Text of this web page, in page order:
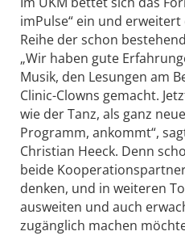
imPulse“ ein und
Reihe der schon
„Wir haben gute
Musik, den Lesungen am
Clinic-Clowns gemacht.
wie der Tanz, als ganz
Programm, ankommt“,
Christian Heeck. Denn
beide
denken, und in weiteren
ausweiten und auch
zugänglich machen